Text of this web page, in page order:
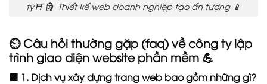
ty⛩️ 🗿 Thiết kế web doanh nghiệp tạo ấn tượng 📱
⏲️ Câu hỏi thường gặp (faq) về công ty lập
trình giao diện website phần mềm 💪
🟧 1. Dịch vụ xây dựng trang web bao gồm những gì?